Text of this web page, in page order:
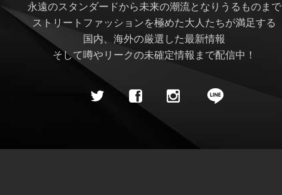
永遠のスタンダードから未来の潮流となりうるものまで
ストリートファッションを極めた大人たちが満足する
国内、海外の厳選した最新情報
そして噂やリークの未確定情報まで配信中！